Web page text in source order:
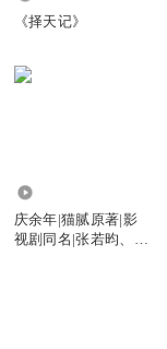
疼秋山君，那谁来心疼
哈
9
苏离和秋山君都是
《择天记》
庆余年|猫腻原著|影
视剧同名|张若昀、陈